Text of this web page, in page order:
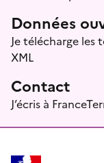
Données
Je télécharge les
XML
Contact
J’écris à